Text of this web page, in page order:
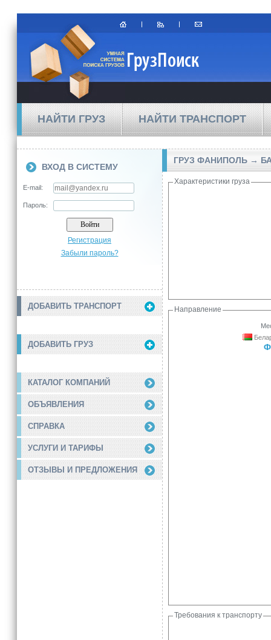
НАЙТИ ГРУЗ НАЙТИ ТРАНСПОРТ
ВХОД В СИСТЕМУ
E-mail:
Пароль:
Регистрация
Забыли пароль?
ДОБАВИТЬ ТРАНСПОРТ
ДОБАВИТЬ ГРУЗ
КАТАЛОГ КОМПАНИЙ
ОБЪЯВЛЕНИЯ
СПРАВКА
УСЛУГИ И ТАРИФЫ
ОТЗЫВЫ И ПРЕДЛОЖЕНИЯ
ГРУЗ ФАНИПОЛЬ →
Характеристики груза
Направление
Требования к транспорту